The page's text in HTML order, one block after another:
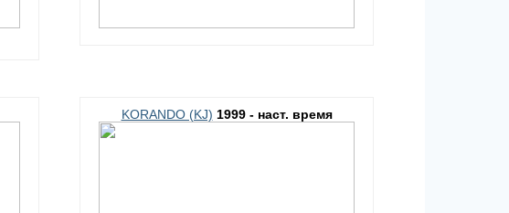
KORANDO (KJ) 1999 - наст. время